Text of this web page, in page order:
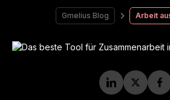
Gmelius Blog Arbeit